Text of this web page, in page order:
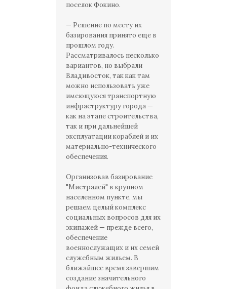
поселок Фокино.
— Решение по месту их
базирования принято еще в
прошлом году.
Рассматривалось несколько
вариантов, но выбрали
Владивосток, так как там
можно использовать уже
имеющуюся транспортную
инфраструктуру города —
как на этапе строительства,
так и при дальнейшей
эксплуатации кораблей и их
материально-технического
обеспечения.
Организовав базирование
"Мистралей" в крупном
населенном пункте, мы
решаем целый комплекс
социальных вопросов для их
экипажей — прежде всего,
обеспечение
военнослужащих и их семей
служебным жильем. В
ближайшее время завершим
создание значительного